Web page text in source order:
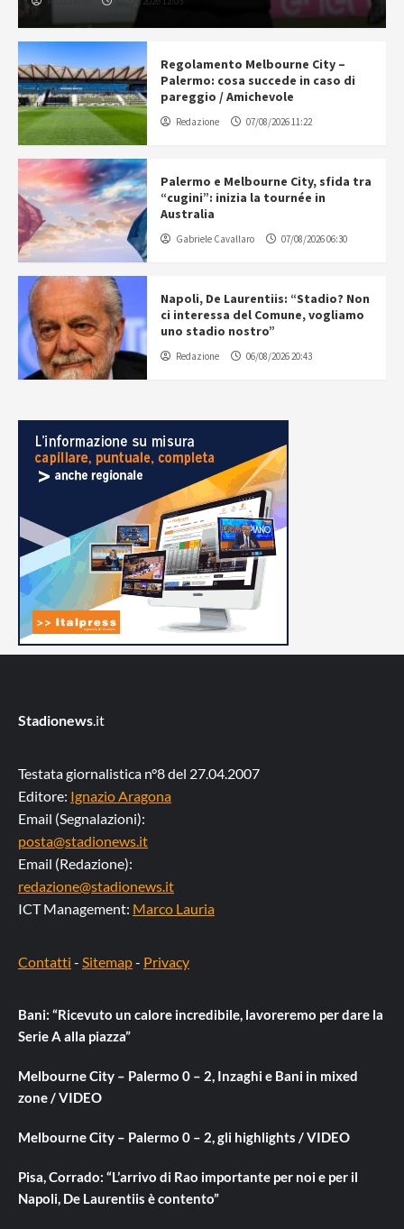
Regolamento Melbourne City –
Palermo: cosa succede in caso di
pareggio / Amichevole
Redazione 07/08/2026 11:22
Palermo e Melbourne City, sfida tra
“cugini”: inizia la tournée in
Australia
Gabriele Cavallaro 07/08/2026 06:30
Napoli, De Laurentiis: “Stadio? Non
ci interessa del Comune, vogliamo
uno stadio nostro”
Redazione 06/08/2026 20:43
Stadionews.it
Testata giornalistica n°8 del 27.04.2007
Editore: Ignazio Aragona
Email (Segnalazioni):
posta@stadionews.it
Email (Redazione):
redazione@stadionews.it
ICT Management: Marco Lauria
Contatti - Sitemap- Privacy
Bani: “Ricevuto un calore incredibile, lavoreremo per dare la
Serie A alla piazza”
Melbourne City – Palermo 0 – 2, Inzaghi e Bani in mixed
zone / VIDEO
Melbourne City – Palermo 0 – 2, gli highlights / VIDEO
Pisa, Corrado: “L’arrivo di Rao importante per noi e per il
Napoli, De Laurentiis è contento”